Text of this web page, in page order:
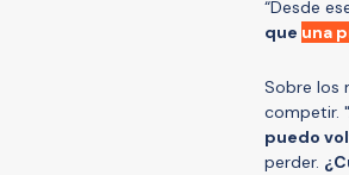
“Desde
que una
Sobre los
competir.
puedo
perder.